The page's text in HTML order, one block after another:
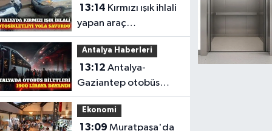
13:14
yapan araç
motosiklete çarptı
Antalya Haberleri
13:12 Antalya-
Gaziantep otobüs
bileti 1900 TL'ye
dayandı
Ekonomi
13:09 Muratpaşa'da